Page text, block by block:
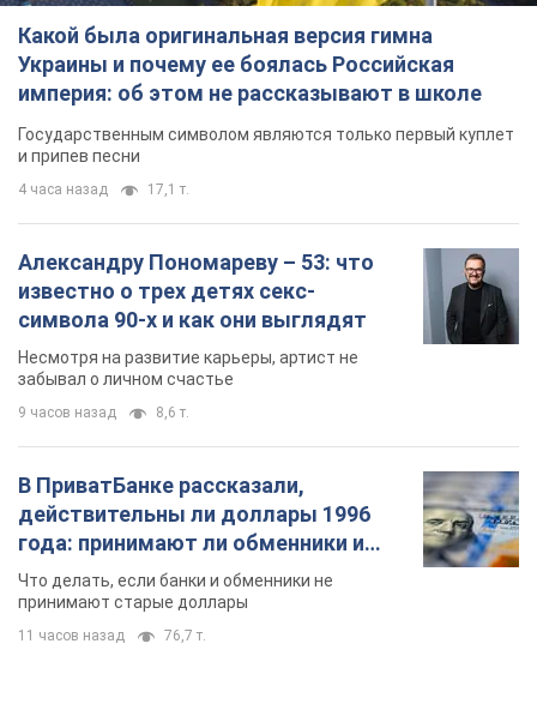
Какой была оригинальная версия гимна
Украины и почему ее боялась Российская
империя: об этом не рассказывают в школе
Государственным символом являются только первый куплет
и припев песни
4 часа назад 17,1 т.
Александру Пономареву – 53: что
известно о трех детях секс-
символа 90-х и как они выглядят
Несмотря на развитие карьеры, артист не
забывал о личном счастье
9 часов назад 8,6 т.
В ПриватБанке рассказали,
действительны ли доллары 1996
года: принимают ли обменники и
банки такие купюры
Что делать, если банки и обменники не
принимают старые доллары
11 часов назад 76,7 т.